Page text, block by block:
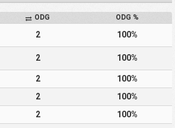
ODG ODG %
2 100%
2 100%
2 100%
2 100%
2 100%